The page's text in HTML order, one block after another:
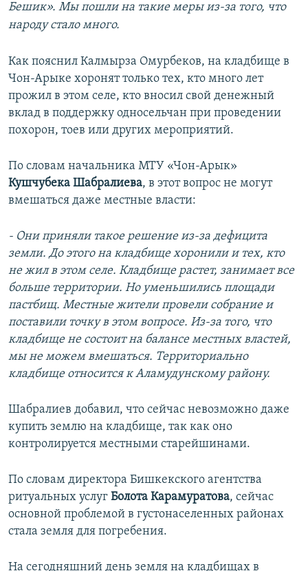
Бешик». Мы пошли на такие меры из-за того, что
народу стало много.
Как пояснил Калмырза Омурбеков, на кладбище в
Чон-Арыке хоронят только тех, кто много лет
прожил в этом селе, кто вносил свой денежный
вклад в поддержку односельчан при проведении
похорон, тоев или других мероприятий.
По словам начальника МТУ «Чон-Арык»
Кушчубека Шабралиева, в этот вопрос не могут
вмешаться даже местные власти:
- Они приняли такое решение из-за дефицита
земли. До этого на кладбище хоронили и тех, кто
не жил в этом селе. Кладбище растет, занимает все
больше территории. Но уменьшились площади
пастбищ. Местные жители провели собрание и
поставили точку в этом вопросе. Из-за того, что
кладбище не состоит на балансе местных властей,
мы не можем вмешаться. Территориально
кладбище относится к Аламудунскому району.
Шабралиев добавил, что сейчас невозможно даже
купить землю на кладбище, так как оно
контролируется местными старейшинами.
По словам директора Бишкекского агентства
ритуальных услуг Болота Карамуратова, сейчас
основной проблемой в густонаселенных районах
стала земля для погребения.
На сегодняшний день земля на кладбищах в